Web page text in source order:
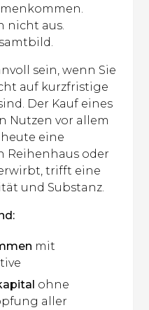
nicht aus.
sein, wenn Sie
auf kurzfristige
Der Kauf eines
Nutzen vor allem
eine
Reihenhaus oder
trifft eine
und Substanz.
mit
ohne
aller